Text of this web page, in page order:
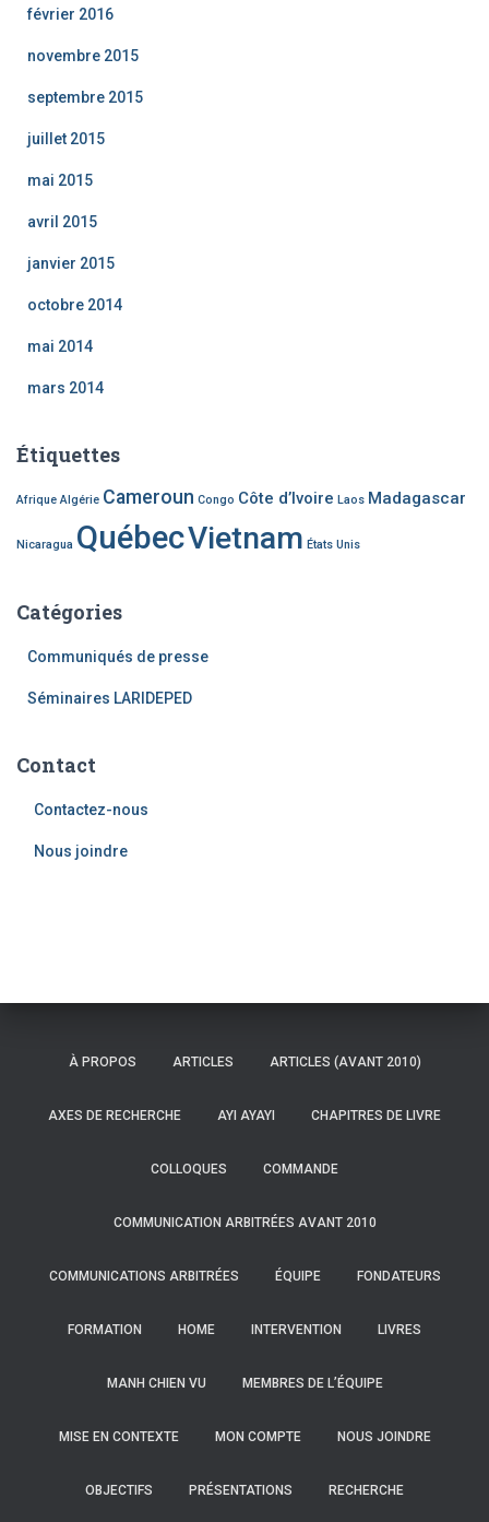
février 2016
novembre 2015
septembre 2015
juillet 2015
mai 2015
avril 2015
janvier 2015
octobre 2014
mai 2014
mars 2014
Étiquettes
Afrique Algérie Cameroun Congo Côte d’Ivoire Laos Madagascar
Nicaragua QuébecVietnam États Unis
Catégories
Communiqués de presse
Séminaires LARIDEPED
Contact
Contactez-nous
Nous joindre
À PROPOS ARTICLES ARTICLES (AVANT 2010)
AXES DE RECHERCHE AYI AYAYI CHAPITRES DE LIVRE
COLLOQUES COMMANDE
COMMUNICATION ARBITRÉES AVANT 2010
COMMUNICATIONS ARBITRÉES ÉQUIPE FONDATEURS
FORMATION HOME INTERVENTION LIVRES
MANH CHIEN VU MEMBRES DE L’ÉQUIPE
MISE EN CONTEXTE MON COMPTE NOUS JOINDRE
OBJECTIFS PRÉSENTATIONS RECHERCHE